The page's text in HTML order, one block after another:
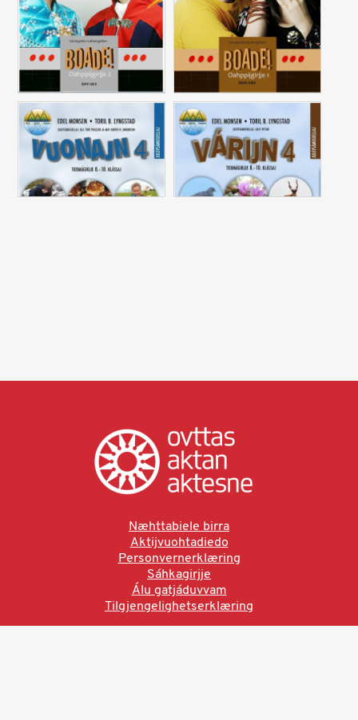
Næhttabiele birra
Aktijvuohtadiedo
Personvernerklæring
Sáhkagirjje
Álu gatjáduvvam
Tilgjengelighetserklæring